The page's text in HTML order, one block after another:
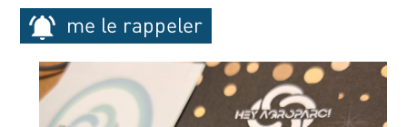
me le rappeler